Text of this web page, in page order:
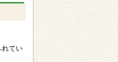
れてい